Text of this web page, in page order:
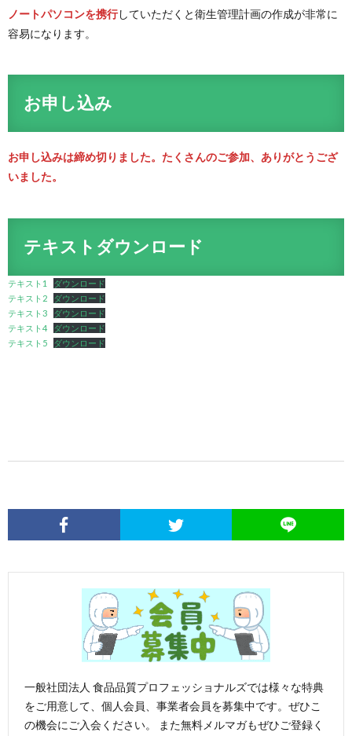
ノートパソコンを携行していただくと衛生管理計画の作成が非常に
容易になります。
お申し込み
お申し込みは締め切りました。たくさんのご参加、ありがとうござ
いました。
テキストダウンロード
テキスト1
ダウンロード
テキスト2
ダウンロード
テキスト3
ダウンロード
テキスト4
ダウンロード
テキスト5
ダウンロード
一般社団法人 食品品質プロフェッショナルズでは様々な特典
をご用意して、個人会員、事業者会員を募集中です。ぜひこ
の機会にご入会ください。 また無料メルマガもぜひご登録く